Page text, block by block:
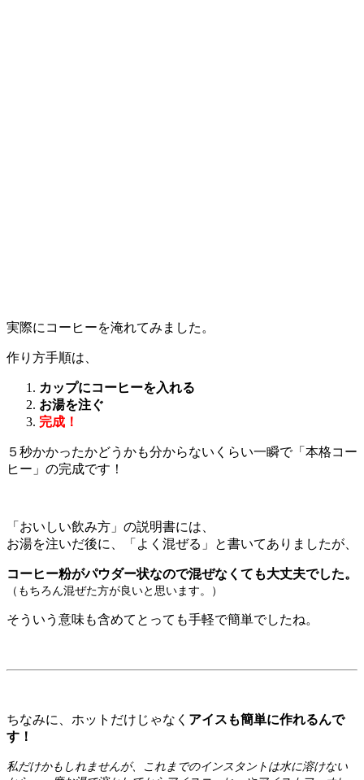
実際にコーヒーを淹れてみました。
作り方手順は、
カップにコーヒーを入れる
お湯を注ぐ
完成！
５秒かかったかどうかも分からないくらい一瞬で「本格コー
ヒー」の完成です！
「おいしい飲み方」の説明書には、
お湯を注いだ後に、「よく混ぜる」と書いてありましたが、
コーヒー粉がパウダー状なので混ぜなくても大丈夫でした。
（もちろん混ぜた方が良いと思います。）
そういう意味も含めてとっても手軽で簡単でしたね。
ちなみに、ホットだけじゃなく アイスも簡単に作れるんで
す！
私だけかもしれませんが、これまでのインスタントは水に溶けない